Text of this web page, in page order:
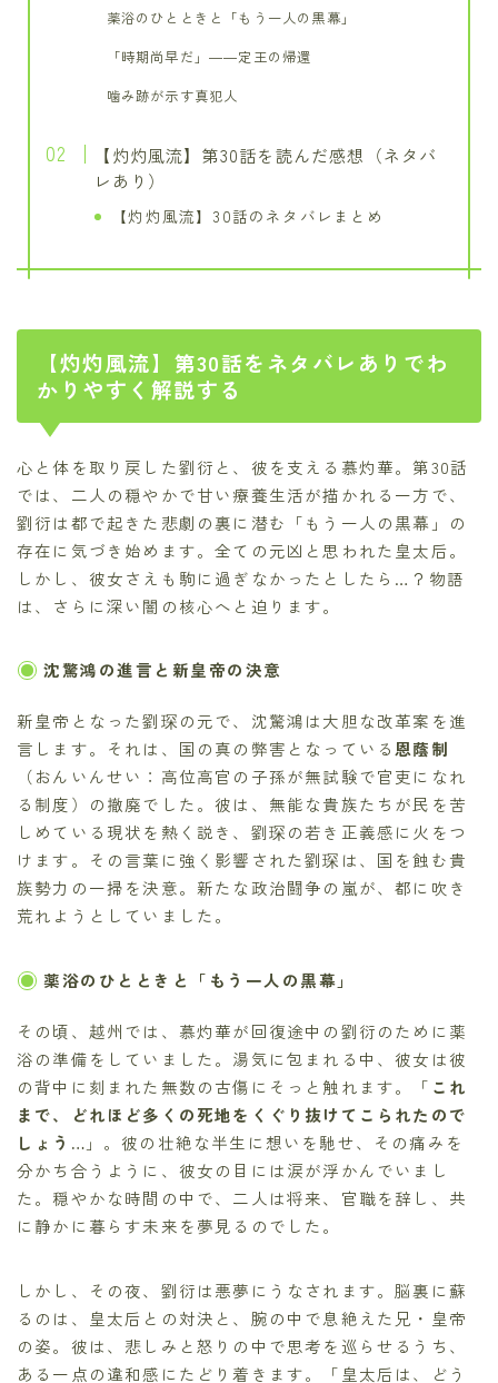
薬浴のひとときと「もう一人の黒幕」
「時期尚早だ」――定王の帰還
噛み跡が示す真犯人
【灼灼風流】第30話を読んだ感想（ネタバ
レあり）
【灼灼風流】30話のネタバレまとめ
【灼灼風流】第30話をネタバレありでわ
かりやすく解説する
心と体を取り戻した劉衍と、彼を支える慕灼華。第30話
では、二人の穏やかで甘い療養生活が描かれる一方で、
劉衍は都で起きた悲劇の裏に潜む「もう一人の黒幕」の
存在に気づき始めます。全ての元凶と思われた皇太后。
しかし、彼女さえも駒に過ぎなかったとしたら…？物語
は、さらに深い闇の核心へと迫ります。
沈驚鴻の進言と新皇帝の決意
新皇帝となった劉琛の元で、沈驚鴻は大胆な改革案を進
言します。それは、国の真の弊害となっている恩蔭制
（おんいんせい：高位高官の子孫が無試験で官吏になれ
る制度）の撤廃でした。彼は、無能な貴族たちが民を苦
しめている現状を熱く説き、劉琛の若き正義感に火をつ
けます。その言葉に強く影響された劉琛は、国を蝕む貴
族勢力の一掃を決意。新たな政治闘争の嵐が、都に吹き
荒れようとしていました。
薬浴のひとときと「もう一人の黒幕」
その頃、越州では、慕灼華が回復途中の劉衍のために薬
浴の準備をしていました。湯気に包まれる中、彼女は彼
の背中に刻まれた無数の古傷にそっと触れます。「 これ
まで、どれほど多くの死地をくぐり抜けてこられたので
しょう… 」。彼の壮絶な半生に想いを馳せ、その痛みを
分かち合うように、彼女の目には涙が浮かんでいまし
た。穏やかな時間の中で、二人は将来、官職を辞し、共
に静かに暮らす未来を夢見るのでした。
しかし、その夜、劉衍は悪夢にうなされます。脳裏に蘇
るのは、皇太后との対決と、腕の中で息絶えた兄・皇帝
の姿。彼は、悲しみと怒りの中で思考を巡らせるうち、
ある一点の違和感にたどり着きます。「皇太后は、どう